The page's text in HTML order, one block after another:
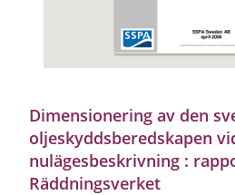
Dimensionering av den
oljeskyddsberedskapen
nulägesbeskrivning :
Räddningsverket